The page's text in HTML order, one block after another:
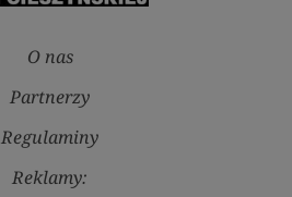
O nas
Partnerzy
Regulaminy
Reklamy: